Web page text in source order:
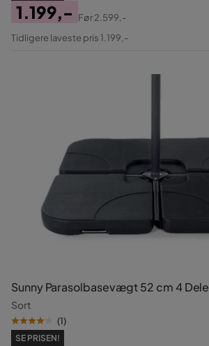
Pris
1.199,-
Original
Før2.599,-
Tidligere laveste pris 1.199,-
Sunny Parasolbasevægt 52 cm 4 Dele
Sort
(1)
SE PRISEN!